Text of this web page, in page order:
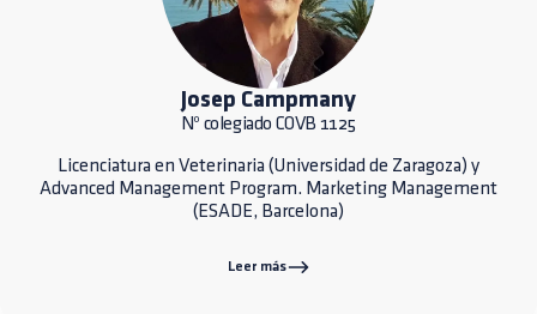
Josep Campmany
Nº colegiado COVB 1125
Licenciatura en Veterinaria (Universidad de Zaragoza) y
Advanced Management Program. Marketing Management
(ESADE, Barcelona)
Leer más